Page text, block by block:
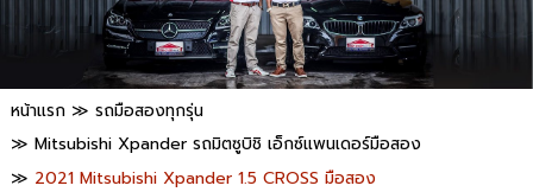
หน้าแรก ≫ รถมือสองทุกรุ่น
≫ Mitsubishi Xpander รถมิตซูบิชิ เอ็กซ์แพนเดอร์มือสอง
≫ 2021 Mitsubishi Xpander 1.5 CROSS มือสอง